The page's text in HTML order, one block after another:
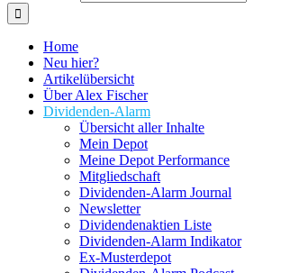
Home
Neu hier?
Artikelübersicht
Über Alex Fischer
Dividenden-Alarm
Übersicht aller Inhalte
Mein Depot
Meine Depot Performance
Mitgliedschaft
Dividenden-Alarm Journal
Newsletter
Dividendenaktien Liste
Dividenden-Alarm Indikator
Ex-Musterdepot